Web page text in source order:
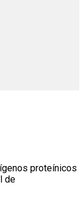
proteínicos
de